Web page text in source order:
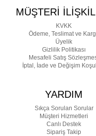
MÜŞTERİ
KVKK
Ödeme, Teslimat ve
Üyelik
Gizlilik Politikası
Mesafeli Satış
İptal, İade ve Değişim
YARDIM
Sıkça Sorulan Sorular
Müşteri Hizmetleri
Canlı Destek
Sipariş Takip